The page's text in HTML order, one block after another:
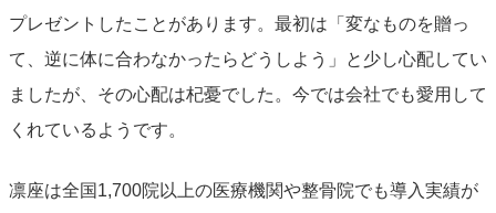
プレゼントしたことがあります。最初は「変なものを贈っ
て、逆に体に合わなかったらどうしよう」と少し心配してい
ましたが、その心配は杞憂でした。今では会社でも愛用して
くれているようです。
凛座は全国1,700院以上の医療機関や整骨院でも導入実績が